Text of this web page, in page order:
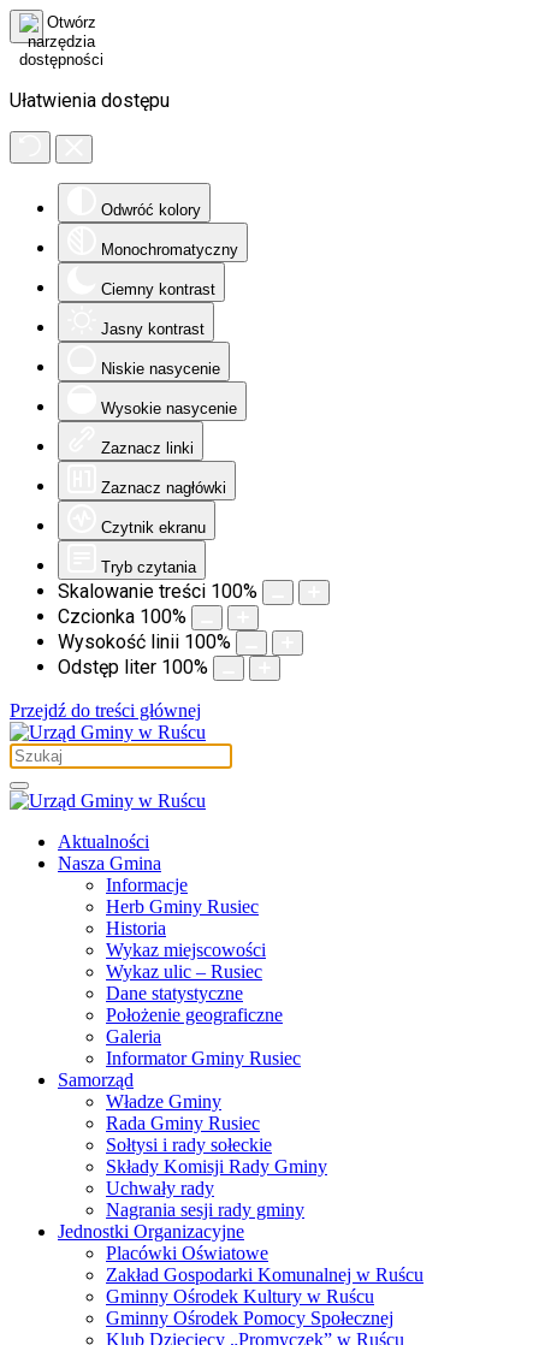
Ułatwienia dostępu
Odwróć kolory
Monochromatyczny
Ciemny kontrast
Jasny kontrast
Niskie nasycenie
Wysokie nasycenie
Zaznacz linki
Zaznacz nagłówki
Czytnik ekranu
Tryb czytania
Skalowanie treści 100%
Czcionka 100%
Wysokość linii 100%
Odstęp liter 100%
Przejdź do treści głównej
Aktualności
Nasza Gmina
Informacje
Herb Gminy Rusiec
Historia
Wykaz miejscowości
Wykaz ulic – Rusiec
Dane statystyczne
Położenie geograficzne
Galeria
Informator Gminy Rusiec
Samorząd
Władze Gminy
Rada Gminy Rusiec
Sołtysi i rady sołeckie
Składy Komisji Rady Gminy
Uchwały rady
Nagrania sesji rady gminy
Jednostki Organizacyjne
Placówki Oświatowe
Zakład Gospodarki Komunalnej w Ruścu
Gminny Ośrodek Kultury w Ruścu
Gminny Ośrodek Pomocy Społecznej
Klub Dziecięcy „Promyczek” w Ruścu